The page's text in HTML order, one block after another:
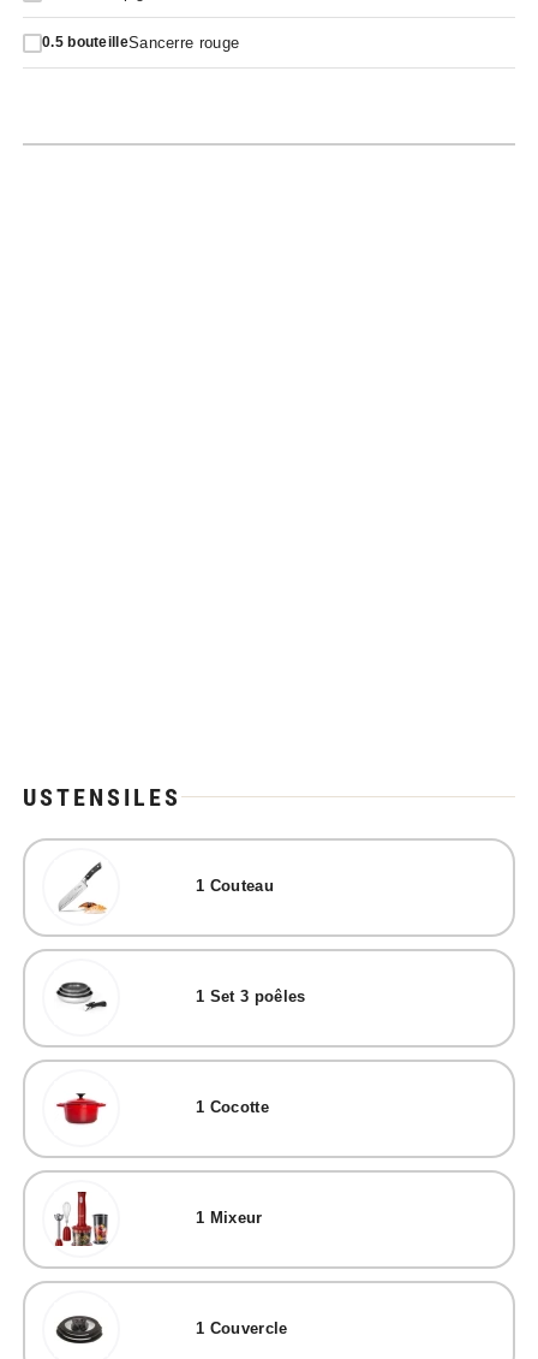
0.5 bouteilleSancerre rouge
USTENSILES
1 Couteau
1 Set 3 poêles
1 Cocotte
1 Mixeur
1 Couvercle